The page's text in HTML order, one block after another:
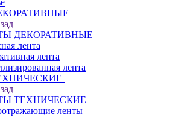
ДЕКОРАТИВНЫЕ
лента
лента
лента
ТЕХНИЧЕСКИЕ
ленты